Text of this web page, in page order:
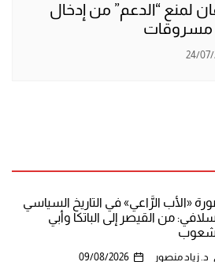
لمنع “الدعم” من إدخال
مسروقات
24/07/
«الأب الرَّاعي» في التاريخ السياسي
من القيصر إلى الباتكا وأبي
د. زياد منصور 09/08/2026